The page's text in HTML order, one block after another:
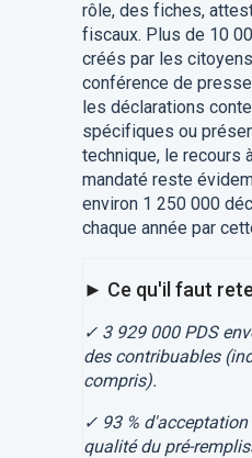
rôle, des fiches,
fiscaux. Plus de 10
créés par les
conférence de
les déclarations
spécifiques ou
technique, le recours
mandaté reste
environ 1 250 000
chaque année par
► Ce qu'il faut
✓ 3 929 000 PDS
des contribuables
compris).
✓ 93 %
qualité du pré-